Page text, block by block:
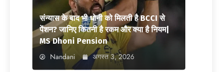
संन्यास के बाद भी धोनी को मिलती है BCCI से
पेंशन? जानिए कितनी है रकम और क्या है नियम|
MS Dhoni Pension
Nandani अगस्त 3, 2026